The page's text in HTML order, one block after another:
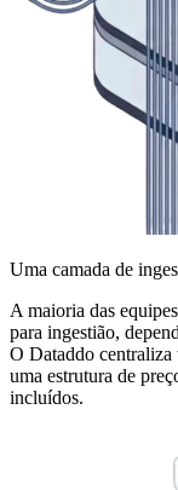
Uma camada de
A maioria das
para ingestião,
O Dataddo
uma estrutura de
incluídos.